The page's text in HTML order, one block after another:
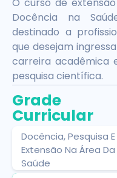
O curso de
Docência na
destinado a
que desejam
carreira acadêmica
pesquisa científica.
Grade
Curricular
Docência, Pesquisa E
Extensão Na Área Da
Saúde